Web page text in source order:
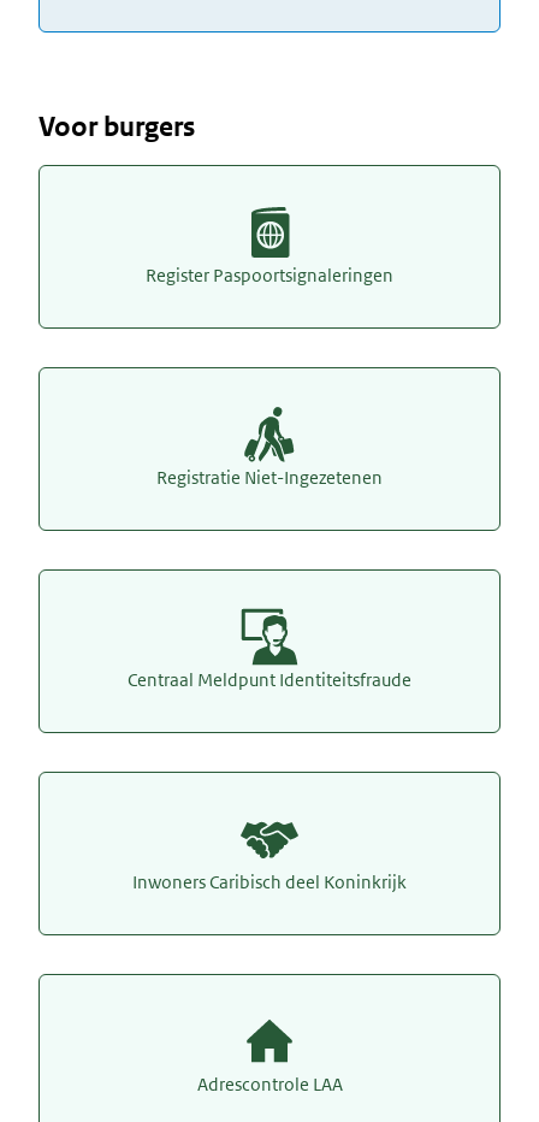
Voor burgers
Register Paspoortsignaleringen
Registratie Niet-Ingezetenen
Centraal Meldpunt Identiteitsfraude
Inwoners Caribisch deel Koninkrijk
Adrescontrole LAA